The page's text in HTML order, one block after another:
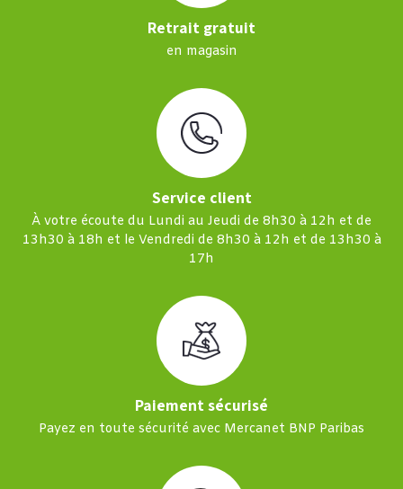
Retrait gratuit
en magasin
Service client
À votre écoute du Lundi au Jeudi de 8h30 à 12h et de
13h30 à 18h et le Vendredi de 8h30 à 12h et de 13h30 à
17h
Paiement sécurisé
Payez en toute sécurité avec Mercanet BNP Paribas